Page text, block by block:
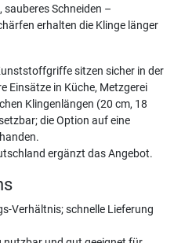
sauberes Schneiden –
erhalten die Klinge länger
sitzen sicher in der
Einsätze in Küche, Metzgerei
Klingenlängen (20 cm, 18
die Option auf eine
ergänzt das Angebot.
Verhältnis; schnelle Lieferung